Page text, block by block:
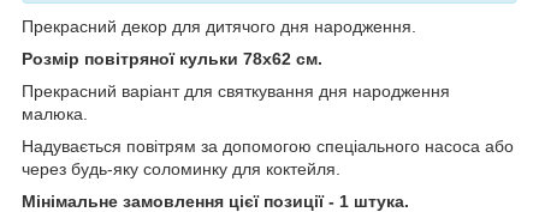
Прекрасний декор для дитячого дня народження.
Розмір повітряної кульки 78х62 см.
Прекрасний варіант для святкування дня народження
малюка.
Надувається повітрям за допомогою спеціального насоса або
через будь-яку соломинку для коктейля.
Мінімальне замовлення цієї позиції - 1 штука.